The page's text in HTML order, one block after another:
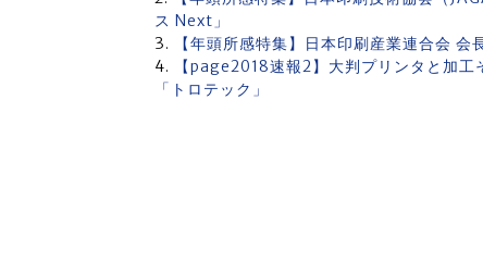
ス Next」
【年頭所感特集】日本印刷産業連合会
【page2018速報2】大判プリンタと加
「トロテック」